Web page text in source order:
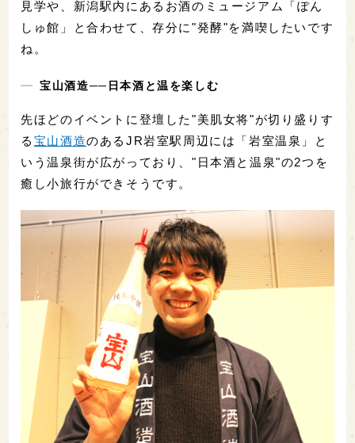
見学や、新潟駅内にあるお酒のミュージアム「ぽん
しゅ館」と合わせて、存分に"発酵"を満喫したいです
ね。
宝山酒造──日本酒と温を楽しむ
先ほどのイベントに登壇した"美肌女将"が切り盛りす
る 宝山酒造のあるJR岩室駅周辺には「岩室温泉」と
いう温泉街が広がっており、"日本酒と温泉"の2つを
癒し小旅行ができそうです。